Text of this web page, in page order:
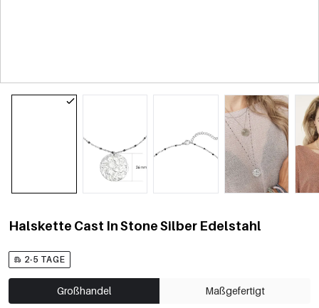
Halskette Cast In Stone Silber Edelstahl
2-5 TAGE
Großhandel Maßgefertigt